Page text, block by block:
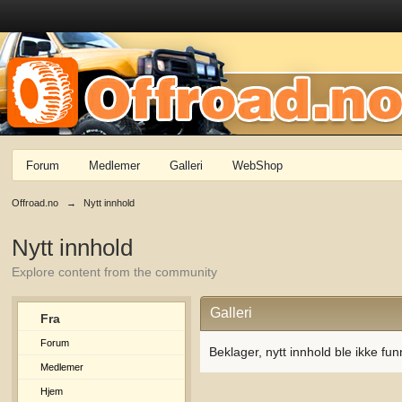
Forum Medlemer Galleri WebShop
Offroad.no → Nytt innhold
Nytt innhold
Explore content from the community
Fra
Forum
Medlemer
Hjem
Galleri
Beklager, nytt innhold ble ikke